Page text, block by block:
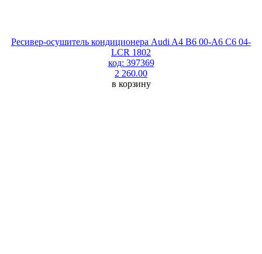
Ресивер-осушитель кондиционера Audi A4 B6 00-A6 C6 04-
LCR 1802
код: 397369
2 260.00
в корзину